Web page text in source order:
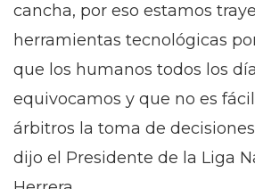
cancha, por eso estamos
herramientas tecnológicas
que los humanos todos los
equivocamos y que no es
árbitros la toma de
dijo el Presidente de la Liga